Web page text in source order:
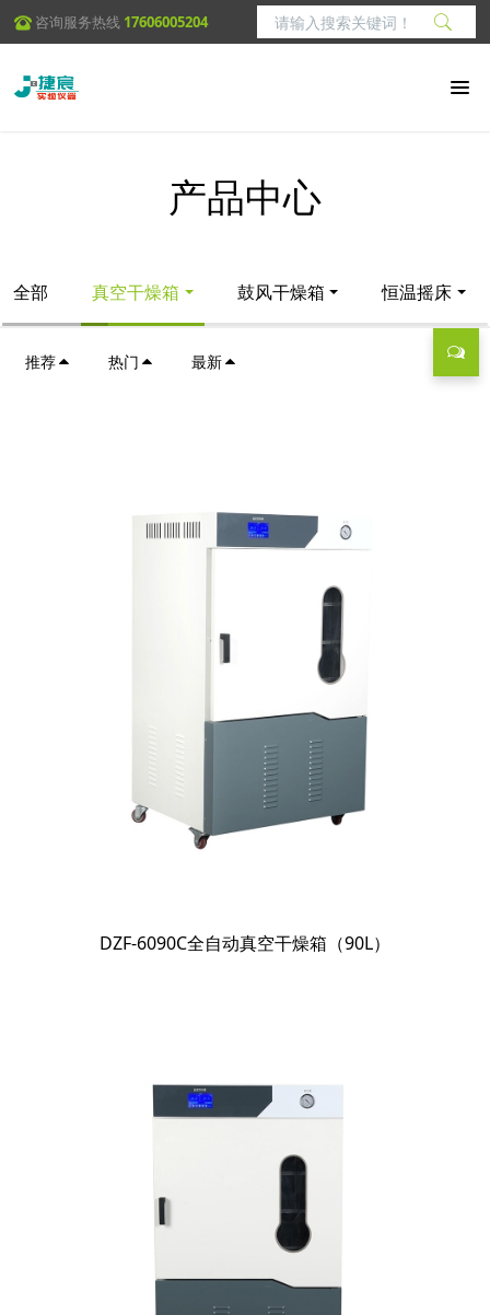
咨询服务热线 17606005204
产品中心
全部 真空干燥箱 鼓风干燥箱 恒温摇床
推荐 热门 最新
DZF-6090C全自动真空干燥箱（90L）